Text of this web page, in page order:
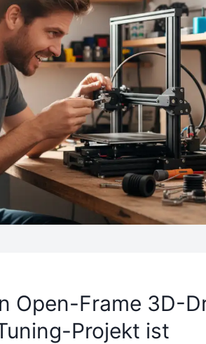
Open-Frame 3D-
Projekt ist